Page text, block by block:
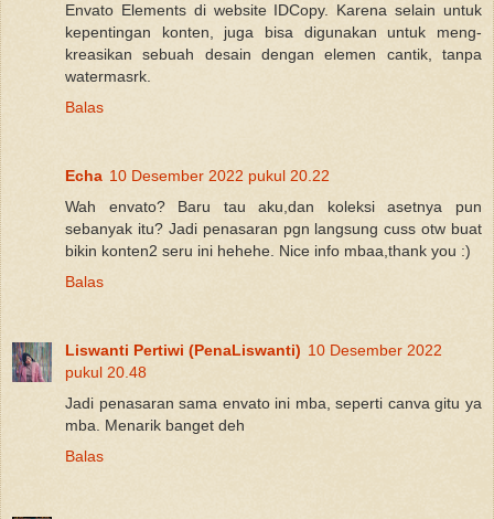
Envato Elements di website IDCopy. Karena selain untuk
kepentingan konten, juga bisa digunakan untuk meng-
kreasikan sebuah desain dengan elemen cantik, tanpa
watermasrk.
Balas
Echa 10 Desember 2022 pukul 20.22
Wah envato? Baru tau aku,dan koleksi asetnya pun
sebanyak itu? Jadi penasaran pgn langsung cuss otw buat
bikin konten2 seru ini hehehe. Nice info mbaa,thank you :)
Balas
Liswanti Pertiwi (PenaLiswanti) 10 Desember 2022
pukul 20.48
Jadi penasaran sama envato ini mba, seperti canva gitu ya
mba. Menarik banget deh
Balas